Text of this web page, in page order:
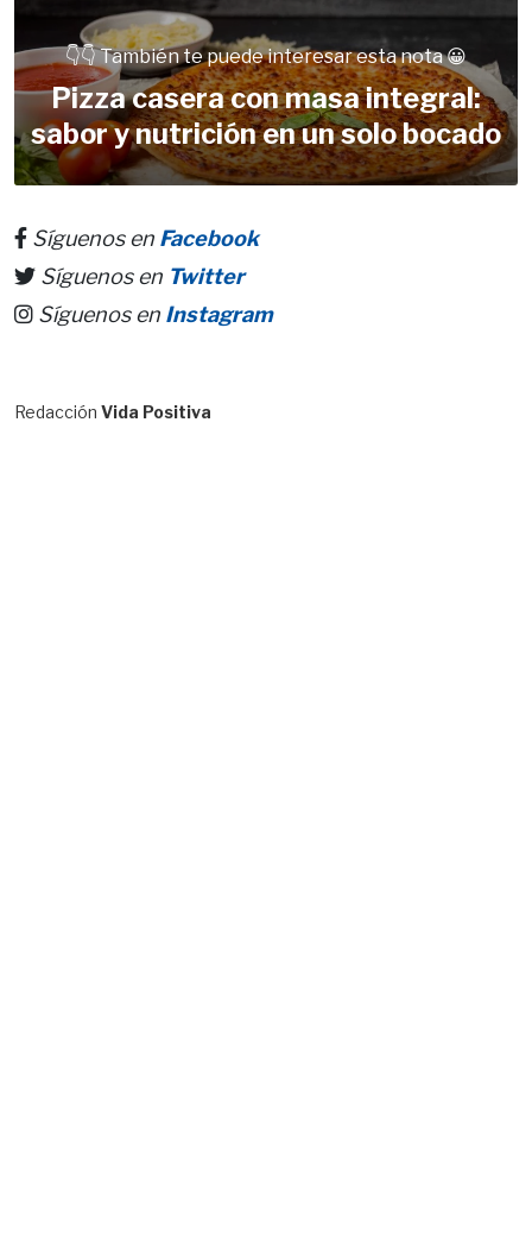
👇👇 También te puede interesar esta nota 😀
Pizza casera con masa integral:
sabor y nutrición en un solo bocado
Síguenos en Facebook
Síguenos en Twitter
Síguenos en Instagram
Redacción Vida Positiva